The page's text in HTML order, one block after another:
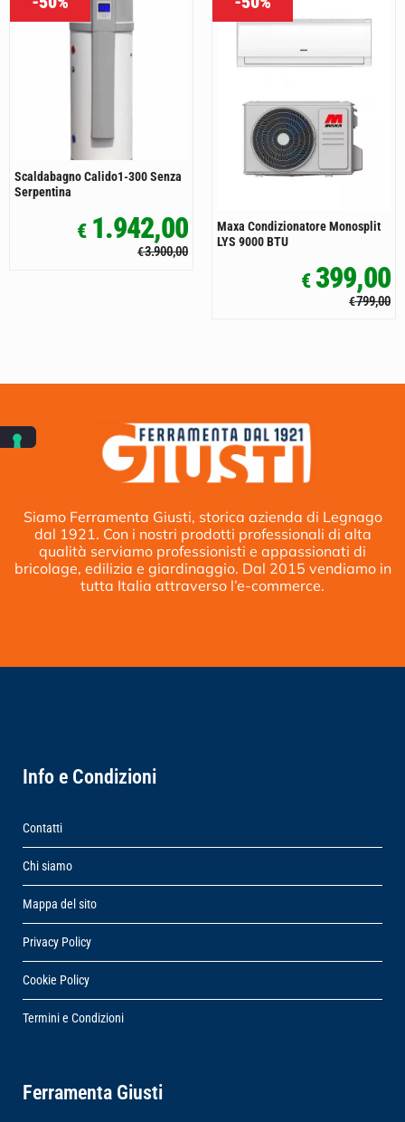
Scaldabagno Calido1-300 Senza
Serpentina
€3.900,00
€1.942,00
Maxa Condizionatore Monosplit
LYS 9000 BTU
€799,00
€399,00
Siamo Ferramenta Giusti, storica azienda di Legnago
dal 1921. Con i nostri prodotti professionali di alta
qualità serviamo professionisti e appassionati di
bricolage, edilizia e giardinaggio. Dal 2015 vendiamo in
tutta Italia attraverso l’e-commerce.
Info e Condizioni
Contatti
Chi siamo
Mappa del sito
Privacy Policy
Cookie Policy
Termini e Condizioni
Ferramenta Giusti